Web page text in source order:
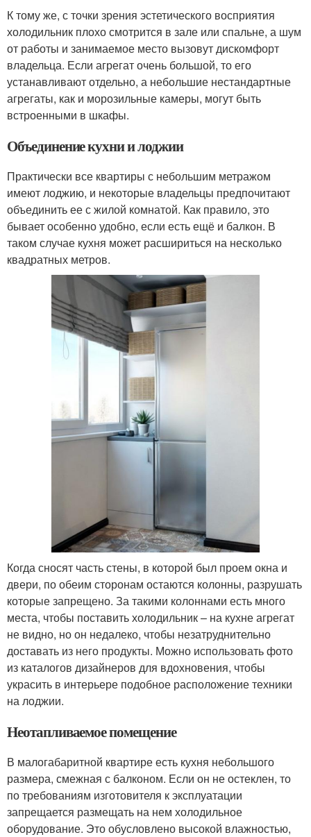
К тому же, с точки зрения эстетического восприятия
холодильник плохо смотрится в зале или спальне, а шум
от работы и занимаемое место вызовут дискомфорт
владельца. Если агрегат очень большой, то его
устанавливают отдельно, а небольшие нестандартные
агрегаты, как и морозильные камеры, могут быть
встроенными в шкафы.
Объединение кухни и лоджии
Практически все квартиры с небольшим метражом
имеют лоджию, и некоторые владельцы предпочитают
объединить ее с жилой комнатой. Как правило, это
бывает особенно удобно, если есть ещё и балкон. В
таком случае кухня может расшириться на несколько
квадратных метров.
Когда сносят часть стены, в которой был проем окна и
двери, по обеим сторонам остаются колонны, разрушать
которые запрещено. За такими колоннами есть много
места, чтобы поставить холодильник – на кухне агрегат
не видно, но он недалеко, чтобы незатруднительно
доставать из него продукты. Можно использовать фото
из каталогов дизайнеров для вдохновения, чтобы
украсить в интерьере подобное расположение техники
на лоджии.
Неотапливаемое помещение
В малогабаритной квартире есть кухня небольшого
размера, смежная с балконом. Если он не остеклен, то
по требованиям изготовителя к эксплуатации
запрещается размещать на нем холодильное
оборудование. Это обусловлено высокой влажностью,